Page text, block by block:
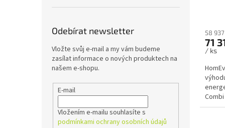
Odebírat newsletter
Vložte svůj e-mail a my vám budeme
zasílat informace o nových produktech na
našem e-shopu.
E-mail
Vložením e-mailu souhlasíte s
podmínkami ochrany osobních údajů
58
71
/ ks